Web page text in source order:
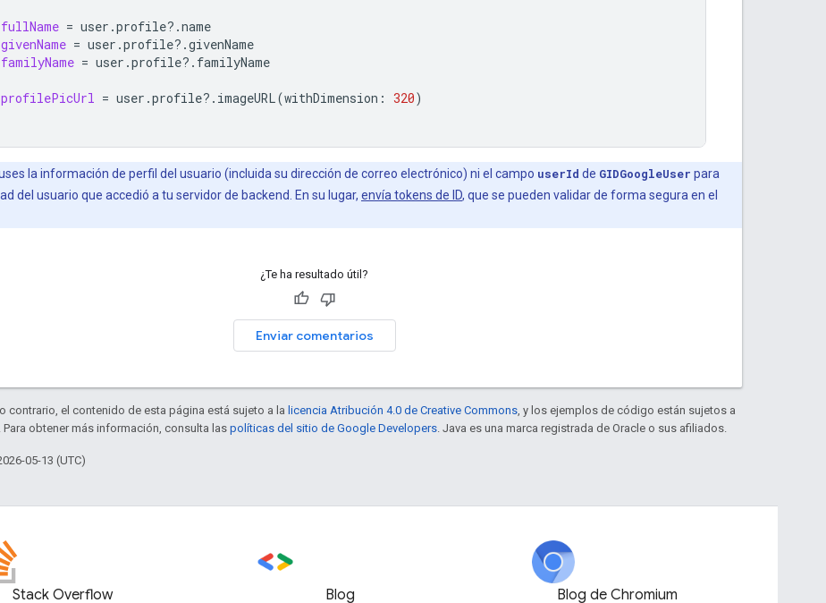
fullName = user .profile?.name
givenName = user .profile?.givenName
familyName = user .profile?. familyName
profilePicUrl = user .profile?. imageURL(withDimension : 320)
la información de perfil del usuario (incluida su dirección de correo electrónico) ni el campo userId de GIDGoogleUser para
del usuario que accedió a tu servidor de backend. En su lugar, envía tokens de ID, que se pueden validar de forma segura en el
¿Te ha resultado útil?
Enviar comentarios
contrario, el contenido de esta página está sujeto a la licencia Atribución 4.0 de Creative Commons , y los ejemplos de código están sujetos a
. Para obtener más información, consulta las políticas del sitio de Google Developers . Java es una marca registrada de Oracle o sus afiliados.
05-13 (UTC)
Stack Overflow Blog Blog de Chromium